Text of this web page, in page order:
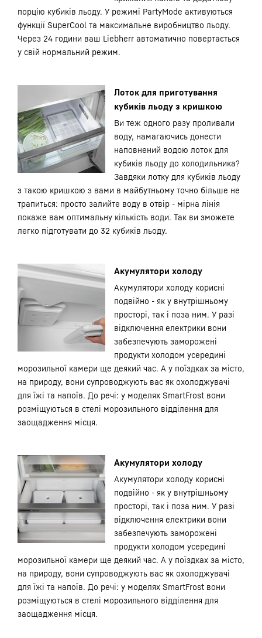
порцію кубиків льоду. У режимі PartyMode активуються
функції SuperCool та максимальне виробництво льоду.
Через 24 години ваш Liebherr автоматично повертається
у свій нормальний режим.
Лоток для приготування
кубиків льоду з кришкою
Ви теж одного разу проливали
воду, намагаючись донести
наповнений водою лоток для
кубиків льоду до холодильника?
Завдяки лотку для кубиків льоду
з такою кришкою з вами в майбутньому точно більше не
трапиться: просто залийте воду в отвір - мірна лінія
покаже вам оптимальну кількість води. Так ви зможете
легко підготувати до 32 кубиків льоду.
Акумулятори холоду
Акумулятори холоду корисні
подвійно - як у внутрішньому
просторі, так і поза ним. У разі
відключення електрики вони
забезпечують заморожені
продукти холодом усередині
морозильної камери ще деякий час. А у поїздках за місто,
на природу, вони супроводжують вас як охолоджувачі
для їжі та напоїв. До речі: у моделях SmartFrost вони
розміщуються в стелі морозильного відділення для
заощадження місця.
Акумулятори холоду
Акумулятори холоду корисні
подвійно - як у внутрішньому
просторі, так і поза ним. У разі
відключення електрики вони
забезпечують заморожені
продукти холодом усередині
морозильної камери ще деякий час. А у поїздках за місто,
на природу, вони супроводжують вас як охолоджувачі
для їжі та напоїв. До речі: у моделях SmartFrost вони
розміщуються в стелі морозильного відділення для
заощадження місця.